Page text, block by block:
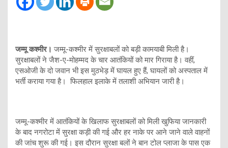
जम्मू कश्मीर।जम्मू-कश्मीर में सुरक्षाबलों को बड़ी कामयाबी मिली है।
सुरक्षाबलों ने जैश-ए-मोहम्मद के चार आतंकियों को मार गिराया है। वहीं,
एसओजी के दो जवान भी इस मुठभेड़ में घायल हुए हैं, घायलों को अस्पताल में
भर्ती कराया गया है। फिलहाल इलाके में तलाशी अभियान जारी है।
जम्मू-कश्मीर में आतंकियों के खिलाफ सुरक्षाबलों को मिली खुफिया जानकारी
के बाद नगरोटा में सुरक्षा कड़ी की गई और हर नाके पर आने जाने वाले वाहनों
की जांच शुरू की गई। इस दौरान सुरक्षा बलों ने बान टोल प्लाजा के पास एक